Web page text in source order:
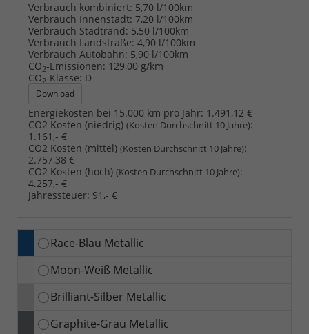
Verbrauch kombiniert: 5,70 l/100km
Verbrauch Innenstadt: 7,20 l/100km
Verbrauch Stadtrand: 5,50 l/100km
Verbrauch Landstraße: 4,90 l/100km
Verbrauch Autobahn: 5,90 l/100km
CO2-Emissionen: 129,00 g/km
CO2-Klasse: D
Download
Energiekosten bei 15.000 km pro Jahr: 1.491,12 €
CO2 Kosten (niedrig) (Kosten Durchschnitt 10 Jahre):
1.161,- €
CO2 Kosten (mittel) (Kosten Durchschnitt 10 Jahre):
2.757,38 €
CO2 Kosten (hoch) (Kosten Durchschnitt 10 Jahre):
4.257,- €
Jahressteuer: 91,- €
Race-Blau Metallic
Moon-Weiß Metallic
Brilliant-Silber Metallic
Graphite-Grau Metallic